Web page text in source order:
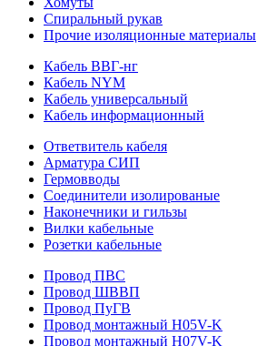
Спиральный рукав
Прочие изоляционные материалы
Кабель ВВГ-нг
Кабель NYM
Кабель универсальный
Кабель информационный
Ответвитель кабеля
Арматура СИП
Гермовводы
Соединители изолированые
Наконечники и гильзы
Вилки кабельные
Розетки кабельные
Провод ПВС
Провод ШВВП
Провод ПуГВ
Провод монтажный H05V-K
Провод монтажный H07V-K